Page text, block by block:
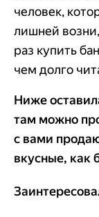
человек,
лишней
раз купить
чем долго
Ниже
там можно
с вами
вкусные, как